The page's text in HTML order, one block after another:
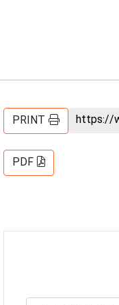
PRINT
PDF